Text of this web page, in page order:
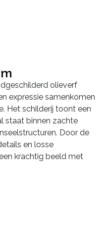
olieverf
expressie samenkomen
Het schilderij toont een
staat binnen zachte
Door de
en losse
krachtig beeld met